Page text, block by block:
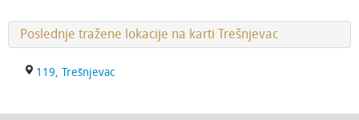
Poslednje tražene lokacije na karti Trešnjevac
119, Trešnjevac